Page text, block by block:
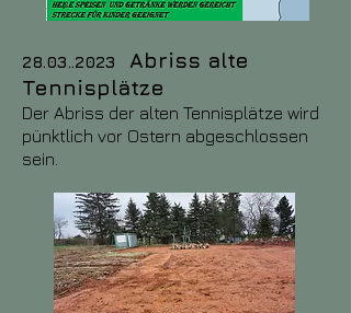
28.03..2023
Abriss alte
Tennisplätze
Der Abriss der alten Tennisplätze wird
pünktlich vor Ostern abgeschlossen
sein.